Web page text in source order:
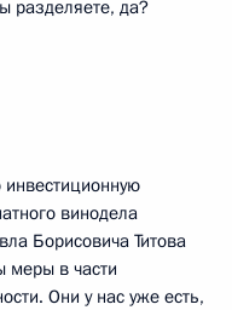
разделяете, да?
винодела
Борисовича Титова
меры в части
Они у нас уже есть,